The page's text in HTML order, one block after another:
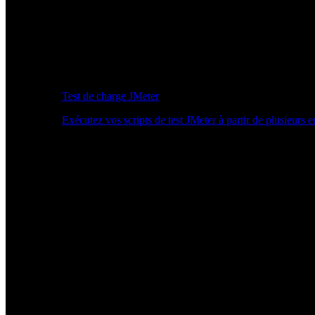
Test de charge JMeter
Exécutez vos scripts de test JMeter à partir de plusieurs